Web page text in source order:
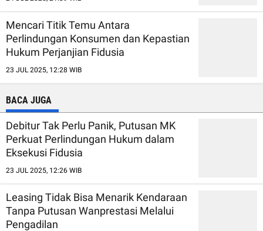
Mencari Titik Temu Antara
Perlindungan Konsumen dan Kepastian
Hukum Perjanjian Fidusia
23 JUL 2025, 12:28 WIB
BACA JUGA
Debitur Tak Perlu Panik, Putusan MK
Perkuat Perlindungan Hukum dalam
Eksekusi Fidusia
23 JUL 2025, 12:26 WIB
Leasing Tidak Bisa Menarik Kendaraan
Tanpa Putusan Wanprestasi Melalui
Pengadilan